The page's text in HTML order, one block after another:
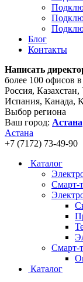
Блог
Контакты
Написать
более 100 офисов
Россия,
Испания, Канада,
Выбор региона
Ваш город: Астана
Астана
+7 (7172) 73-49-90
Каталог
Смарт-
Смарт-
Каталог